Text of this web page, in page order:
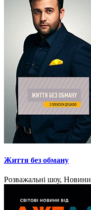
Життя без обману
Розважальні шоу, Новини